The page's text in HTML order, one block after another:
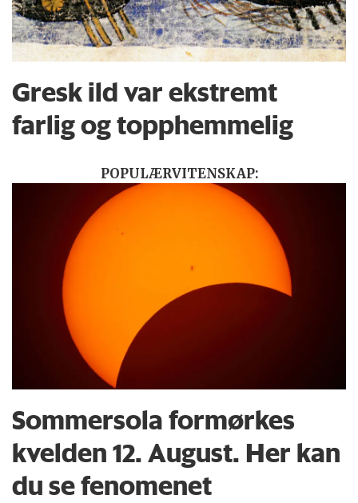
Gresk ild var ekstremt
farlig og topphemmelig
POPULÆRVITENSKAP:
Sommersola formørkes
kvelden 12. August. Her kan
du se fenomenet